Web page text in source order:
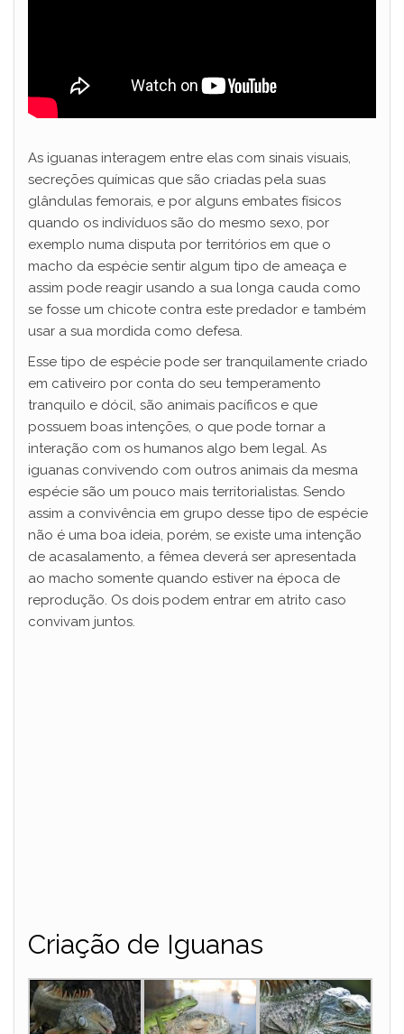
As iguanas interagem entre elas com sinais visuais,
secreções químicas que são criadas pela suas
glândulas femorais, e por alguns embates físicos
quando os indivíduos são do mesmo sexo, por
exemplo numa disputa por territórios em que o
macho da espécie sentir algum tipo de ameaça e
assim pode reagir usando a sua longa cauda como
se fosse um chicote contra este predador e também
usar a sua mordida como defesa.
Esse tipo de espécie pode ser tranquilamente criado
em cativeiro por conta do seu temperamento
tranquilo e dócil, são animais pacíficos e que
possuem boas intenções, o que pode tornar a
interação com os humanos algo bem legal. As
iguanas convivendo com outros animais da mesma
espécie são um pouco mais territorialistas. Sendo
assim a convivência em grupo desse tipo de espécie
não é uma boa ideia, porém, se existe uma intenção
de acasalamento, a fêmea deverá ser apresentada
ao macho somente quando estiver na época de
reprodução. Os dois podem entrar em atrito caso
convivam juntos.
Criação de Iguanas